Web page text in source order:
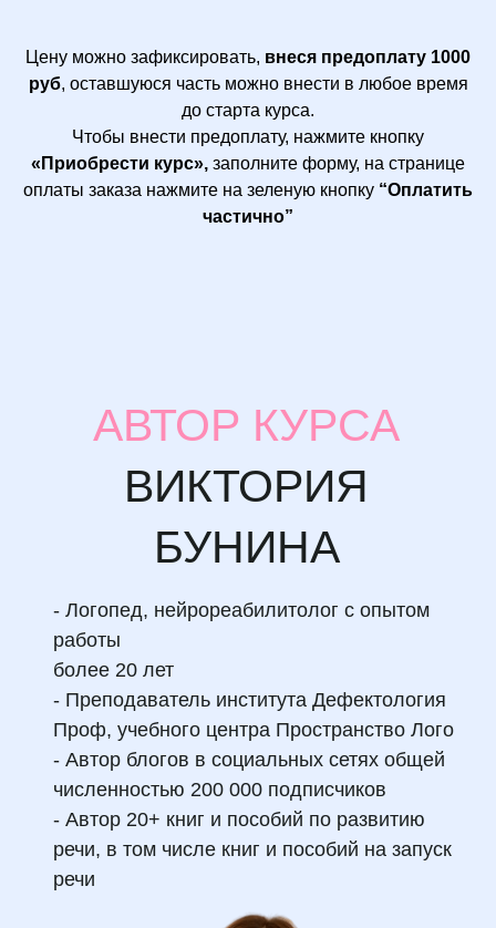
Цену можно зафиксировать, внеся предоплату 1000
руб, оставшуюся часть можно внести в любое время
до старта курса.
Чтобы внести предоплату, нажмите кнопку
«Приобрести курс», заполните форму, на странице
оплаты заказа нажмите на зеленую кнопку “Оплатить
частично”
АВТОР КУРСА
ВИКТОРИЯ
БУНИНА
- Логопед, нейрореабилитолог с опытом
работы
более 20 лет
- Преподаватель института Дефектология
Проф, учебного центра Пространство Лого
- Автор блогов в социальных сетях общей
численностью 200 000 подписчиков
- Автор 20+ книг и пособий по развитию
речи, в том числе книг и пособий на запуск
речи